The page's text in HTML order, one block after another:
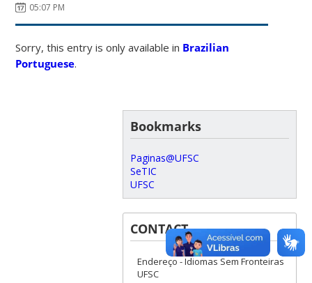
05:07 PM
Sorry, this entry is only available in Brazilian
Portuguese.
Bookmarks
Paginas@UFSC
SeTIC
UFSC
CONTACT
Endereço - Idiomas Sem Fronteiras
UFSC